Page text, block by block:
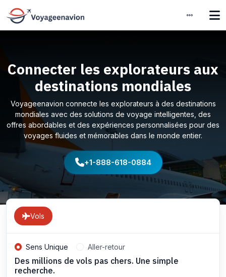
Connecter les explorateurs aux
destinations mondiales
Voyageenavion connecte les explorateurs à des destinations
mondiales avec des solutions de voyage intelligentes, des
offres abordables et des expériences personnalisées pour des
voyages fluides et mémorables dans le monde entier.
+1-888-618-0884
Vols
Sens Unique Aller-retour
Des millions de vols pas chers. Une simple
recherche.